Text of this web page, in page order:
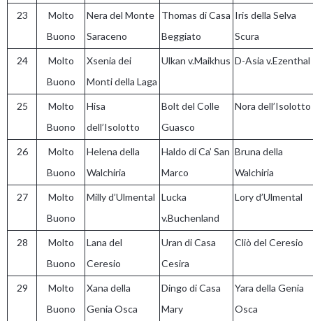
23
Molto
Buono
Nera del Monte
Saraceno
Thomas di Casa
Beggiato
Iris della Selva
Scura
24
Molto
Buono
Xsenia dei
Monti della Laga
Ulkan v.Maikhus D-Asia v.Ezenthal
25
Molto
Buono
Hisa
dell’Isolotto
Bolt del Colle
Guasco
Nora dell’Isolotto
26
Molto
Buono
Helena della
Walchiria
Haldo di Ca’ San
Marco
Bruna della
Walchiria
27
Molto
Buono
Milly d’Ulmental Lucka
v.Buchenland
Lory d’Ulmental
28
Molto
Buono
Lana del
Ceresio
Uran di Casa
Cesira
Cliò del Ceresio
29
Molto
Buono
Xana della
Genia Osca
Dingo di Casa
Mary
Yara della Genia
Osca